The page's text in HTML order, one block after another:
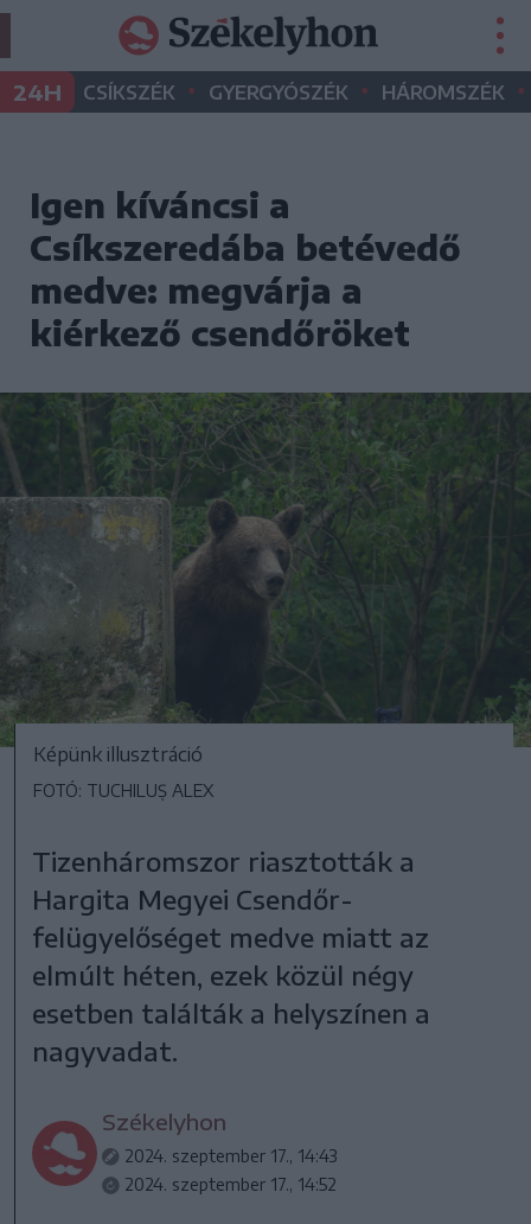
24H CSÍKSZÉK • GYERGYÓSZÉK • HÁROMSZÉK •
Igen kíváncsi a
Csíkszeredába betévedő
medve: megvárja a
kiérkező csendőröket
Képünk illusztráció
FOTÓ: TUCHILUȘ ALEX
Tizenháromszor riasztották a
Hargita Megyei Csendőr-
felügyelőséget medve miatt az
elmúlt héten, ezek közül négy
esetben találták a helyszínen a
nagyvadat.
Székelyhon
2024. szeptember 17., 14:43
2024. szeptember 17., 14:52